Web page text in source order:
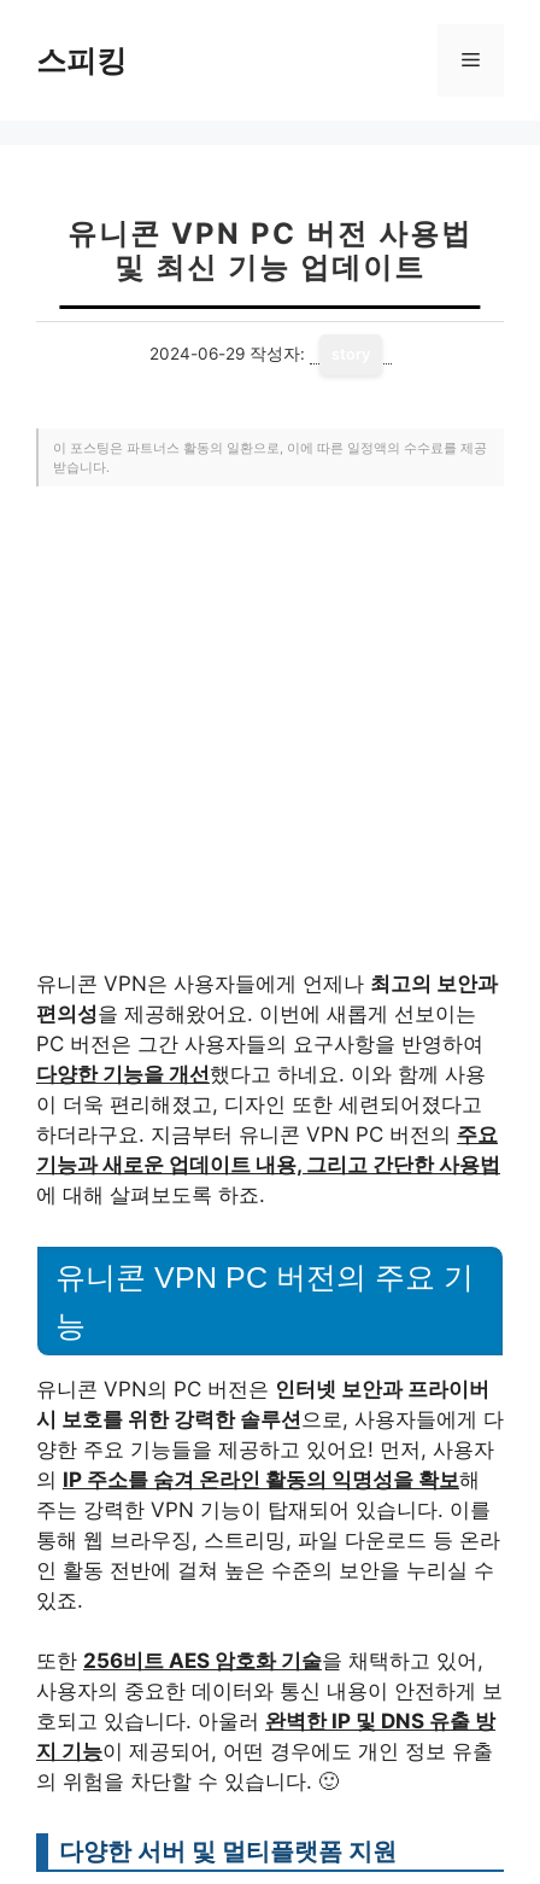
스피킹 메
유니콘 VPN PC 버전 사용법
및 최신 기능 업데이트
2024-06-29 작성자:
이 포스팅은 파트너스 활동의 일환으로, 이에 따른 일정액의 수수료를 제공
받습니다.
유니콘 VPN은 사용자들에게 언제나 최고의 보안과
편의성을 제공해왔어요. 이번에 새롭게 선보이는
PC 버전은 그간 사용자들의 요구사항을 반영하여
다양한 기능을 개선했다고 하네요. 이와 함께 사용
이 더욱 편리해졌고, 디자인 또한 세련되어졌다고
하더라구요. 지금부터 유니콘 VPN PC 버전의 주요
기능과 새로운 업데이트 내용, 그리고 간단한 사용법
에 대해 살펴보도록 하죠.
유니콘 VPN PC 버전의 주요 기
능
유니콘 VPN의 PC 버전은 인터넷 보안과 프라이버
시 보호를 위한 강력한 솔루션 으로, 사용자들에게 다
양한 주요 기능들을 제공하고 있어요! 먼저, 사용자
의 IP 주소를 숨겨 온라인 활동의 익명성을 확보해
주는 강력한 VPN 기능이 탑재되어 있습니다. 이를
통해 웹 브라우징, 스트리밍, 파일 다운로드 등 온라
인 활동 전반에 걸쳐 높은 수준의 보안을 누리실 수
있죠.
또한 256비트 AES 암호화 기술을 채택하고 있어,
사용자의 중요한 데이터와 통신 내용이 안전하게 보
호되고 있습니다. 아울러 완벽한 IP 및 DNS 유출 방
지 기능이 제공되어, 어떤 경우에도 개인 정보 유출
의 위험을 차단할 수 있습니다. 🙂
다양한 서버 및 멀티플랫폼 지원